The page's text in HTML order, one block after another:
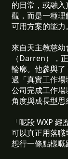
的日常，或融
觀，而是一種
可用方案的能力
來自天主教慈
（Darren），
輪廓。他參與
過「真實工作
公司完成工作
角度與成長型思
「呢段 WXP
可以真正用落
想行一條點樣嘅